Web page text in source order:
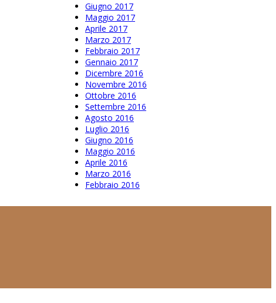
Giugno 2017
Maggio 2017
Aprile 2017
Marzo 2017
Febbraio 2017
Gennaio 2017
Dicembre 2016
Novembre 2016
Ottobre 2016
Settembre 2016
Agosto 2016
Luglio 2016
Giugno 2016
Maggio 2016
Aprile 2016
Marzo 2016
Febbraio 2016